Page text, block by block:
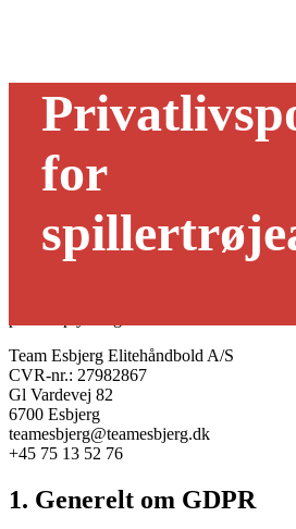
for
alvorligt, og vi forpligter os til at
oplysninger jævnfør kravene i EU’s
GDPR (General Data Protection
Team Esbjerg Elitehåndbold A/S
CVR-nr.: 27982867
Gl Vardevej 82
6700 Esbjerg
teamesbjerg@teamesbjerg.dk
+45 75 13 52 76
1. Generelt om GDPR